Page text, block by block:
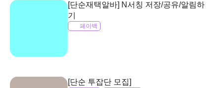
[단순재택알바] N서칭 저장/공유/알림하
기
페이백
[단순 투잡단 모집]